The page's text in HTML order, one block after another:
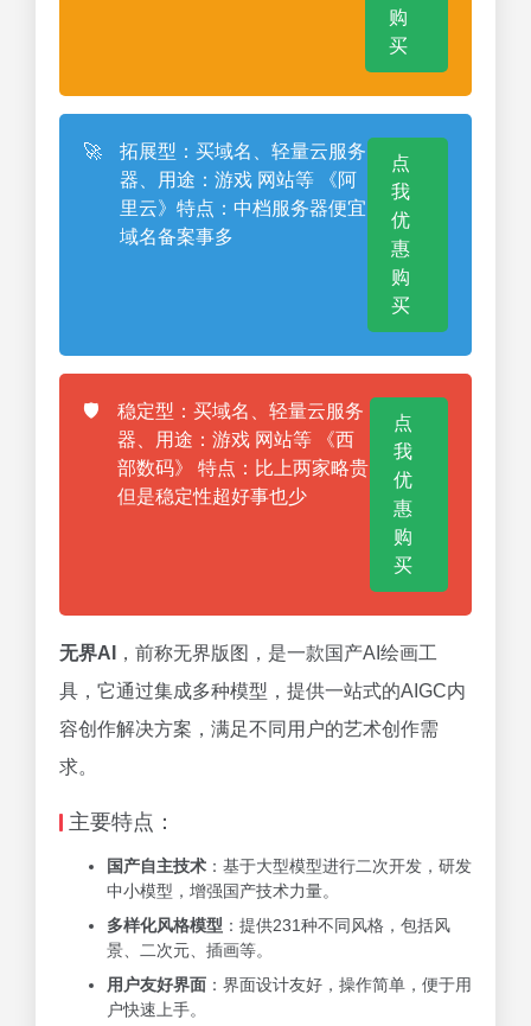
购
买
🚀
拓展型：买域名、轻量云服务
器、用途：游戏 网站等 《阿
里云》特点：中档服务器便宜
域名备案事多
点
我
优
惠
购
买
🛡️
稳定型：买域名、轻量云服务
器、用途：游戏 网站等 《西
部数码》 特点：比上两家略贵
但是稳定性超好事也少
点
我
优
惠
购
买
无界AI
，前称无界版图，是一款国产AI绘画工
具，它通过集成多种模型，提供一站式的AIGC内
容创作解决方案，满足不同用户的艺术创作需
求。
主要特点：
国产自主技术 ：基于大型模型进行二次开发，研发
中小模型，增强国产技术力量。
多样化风格模型 ：提供231种不同风格，包括风
景、二次元、插画等。
用户友好界面 ：界面设计友好，操作简单，便于用
户快速上手。